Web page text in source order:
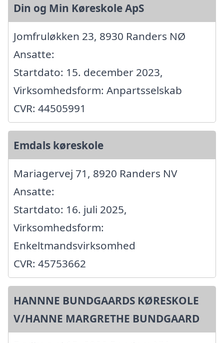
Din og Min Køreskole ApS
Jomfruløkken 23, 8930 Randers NØ
Ansatte:
Startdato: 15. december 2023,
Virksomhedsform: Anpartsselskab
CVR: 44505991
Emdals køreskole
Mariagervej 71, 8920 Randers NV
Ansatte:
Startdato: 16. juli 2025,
Virksomhedsform:
Enkeltmandsvirksomhed
CVR: 45753662
HANNNE BUNDGAARDS KØRESKOLE
V/HANNE MARGRETHE BUNDGAARD